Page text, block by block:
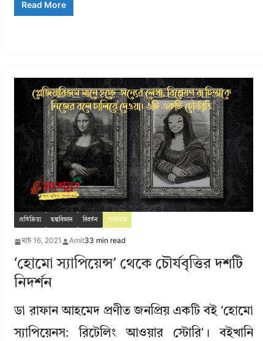
Read More
প্রতিক্রিয়া ছদ্মবিজ্ঞান বিবর্তন স্যাটায়ার
মার্চ 16, 2021 Amit33 min read
‘হোমো স্যাপিয়েন্স’ থেকে চৌর্যবৃত্তির দশটি
নিদর্শন
ডা রাফান আহমেদ প্রণীত জনপ্রিয় একটি বই ‘হোমো
স্যাপিয়েনস: রিটেলিং আওয়ার স্টোরি’। বইখানি